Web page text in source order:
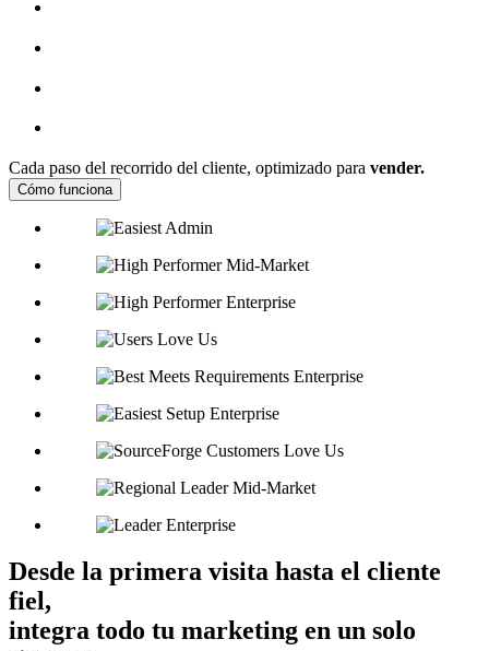
Cada paso del recorrido del cliente, optimizado para vender.
Cómo funciona
Desde la primera visita hasta el cliente
fiel,
integra todo tu marketing en un solo